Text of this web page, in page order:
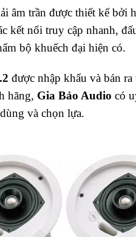
âm trần được thiết kế bởi
kết nối truy cập nhanh,
bộ khuếch đại hiện có.
được nhập khẩu và bán
hãng, Gia Bảo Audio có
và chọn lựa.